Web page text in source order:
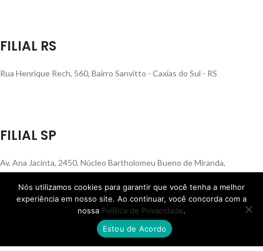
FILIAL RS
Rua Henrique Rech, 560, Bairro Sanvitto - Caxias do Sul - RS
FILIAL SP
Av. Ana Jacinta, 2450, Núcleo Bartholomeu Bueno de Miranda,
Presidente Prudente - SP
Nós utilizamos cookies para garantir que você tenha a melhor
experiência em nosso site. Ao continuar, você concorda com a
nossa Política de Privacidade.
Estou de Acordo